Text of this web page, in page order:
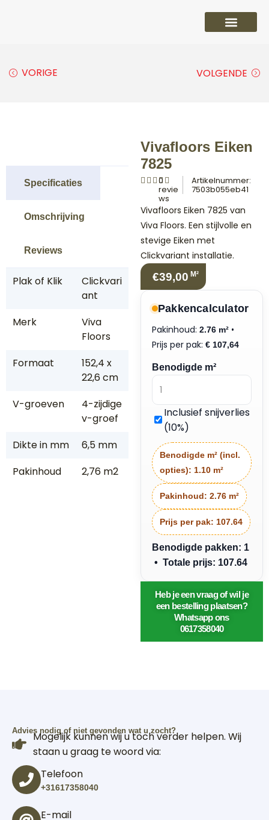
VORIGE VOLGENDE
Specificaties
Omschrijving
Reviews
Plak of Klik
Clickvari
ant
Merk
Viva
Floors
Formaat
152,4 x
22,6 cm
V-groeven
4-zijdige
v-groef
Dikte in mm
6,5 mm
Pakinhoud
2,76 m2
Vivafloors Eiken
7825
0
revie
ws
Artikelnummer:
7503b055eb41
Vivafloors Eiken 7825 van
Viva Floors. Een stijlvolle en
stevige Eiken met
Clickvariant installatie.
€39,00 M²
Pakkencalculator
Pakinhoud: 2.76 m² •
Prijs per pak: € 107,64
Benodigde m²
Inclusief snijverlies
(10%)
Benodigde m² (incl.
opties): 1.10 m²
Pakinhoud: 2.76 m²
Prijs per pak: 107.64
Benodigde pakken: 1
• Totale prijs: 107.64
Heb je een vraag of wil je
een bestelling plaatsen?
Whatsapp ons
0617358040
Advies nodig of niet gevonden wat u zocht?
Mogelijk kunnen wij u toch verder helpen. Wij
staan u graag te woord via:
Telefoon
+31617358040
E-mail